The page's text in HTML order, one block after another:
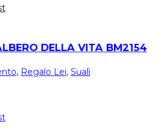
DELLA VITA BM2154
, Regalo Lei, Sualì